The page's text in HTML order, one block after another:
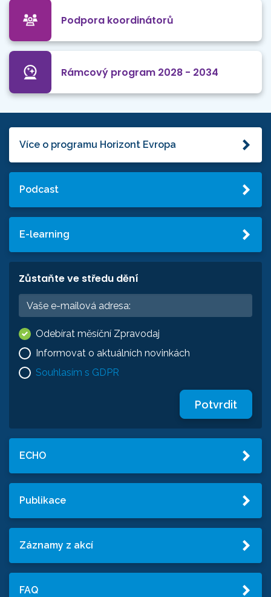
Podpora koordinátorů
Rámcový program 2028 - 2034
Více o programu Horizont Evropa
Podcast
E-learning
Zůstaňte ve středu dění
Odebírat měsíční Zpravodaj
Informovat o aktuálních novinkách
Souhlasím s GDPR
Potvrdit
ECHO
Publikace
Záznamy z akcí
FAQ